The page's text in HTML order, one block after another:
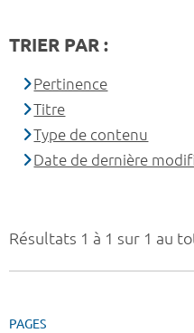
Résultats 1 à 1 sur 1 au
PAGES
TRIER PAR :
Pertinence
Titre
Type de contenu
Date de dernière